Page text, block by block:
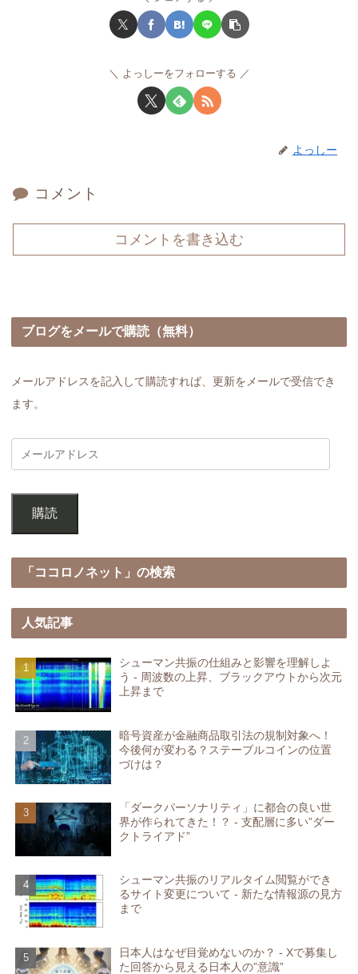
よっしーをフォローする
よっしー
コメント
コメントを書き込む
ブログをメールで購読（無料）
メールアドレスを記入して購読すれば、更新をメールで受信でき
ます。
購読
「ココロノネット」の検索
人気記事
シューマン共振の仕組みと影響を理解しよ
う - 周波数の上昇、ブラックアウトから次元
上昇まで
暗号資産が金融商品取引法の規制対象へ！
今後何が変わる？ステーブルコインの位置
づけは？
「ダークパーソナリティ」に都合の良い世
界が作られてきた！？ - 支配層に多い”ダー
クトライアド”
シューマン共振のリアルタイム閲覧ができ
るサイト変更について - 新たな情報源の見方
まで
日本人はなぜ目覚めないのか？ - Xで募集し
た回答から見える日本人の”意識”